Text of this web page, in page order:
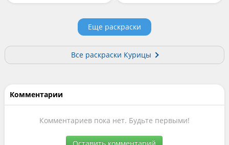
Еще раскраски
Все раскраски Курицы
Комментарии
Комментариев пока нет. Будьте первыми!